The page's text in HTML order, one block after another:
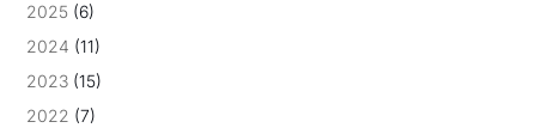
2025 (6)
2024 (11)
2023 (15)
2022 (7)